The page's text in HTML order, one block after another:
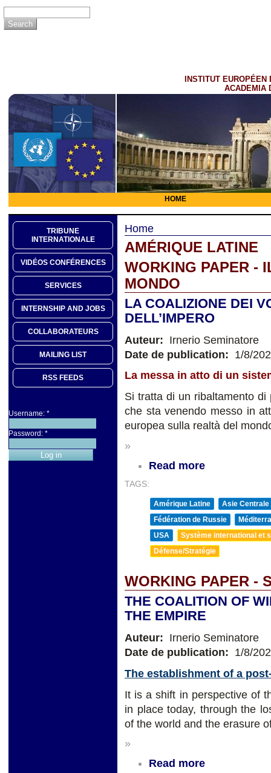
INSTITUT EUROPÉEN
ACADEMIA
HOME
TRIBUNE
INTERNATIONALE
VIDÉOS CONFÉRENCES
SERVICES
INTERNSHIP AND JOBS
COLLABORATEURS
MAILING LIST
RSS FEEDS
Username: *
Password: *
Home
AMÉRIQUE LATINE
WORKING PAPER -
MONDO
LA COALIZIONE DEI
DELL’IMPERO
Auteur: Irnerio Seminatore
Date de publication: 1/8/
La messa in atto di un
Si tratta di un ribaltamento
che sta venendo messo in
europea sulla realtà del
»
Read more
TAGS:
Amérique Latine
Asie Centrale
Fédération de Russie
USA
Système international et
Défense/Stratégie
WORKING PAPER -
THE COALITION OF
THE EMPIRE
Auteur: Irnerio Seminatore
Date de publication: 1/8/
The establishment of a
It is a shift in perspective of
in place today, through the
of the world and the erasure
»
Read more